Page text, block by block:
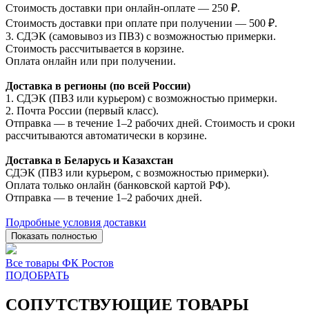
Стоимость доставки при онлайн-оплате — 250 ₽.
Стоимость доставки при оплате при получении — 500 ₽.
3. СДЭК (самовывоз из ПВЗ) с возможностью примерки.
Стоимость рассчитывается в корзине.
Оплата онлайн или при получении.
Доставка в регионы (по всей России)
1. СДЭК (ПВЗ или курьером) с возможностью примерки.
2. Почта России (первый класс).
Отправка — в течение 1–2 рабочих дней. Стоимость и сроки
рассчитываются автоматически в корзине.
Доставка в Беларусь и Казахстан
СДЭК (ПВЗ или курьером, с возможностью примерки).
Оплата только онлайн (банковской картой РФ).
Отправка — в течение 1–2 рабочих дней.
Подробные условия доставки
Показать полностью
Все товары ФК Ростов
ПОДОБРАТЬ
СОПУТСТВУЮЩИЕ ТОВАРЫ